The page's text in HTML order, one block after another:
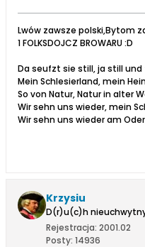
Lwów zawsze polski,Bytom
1 FOLKSDOJCZ BROWARU :D
Da seufzt sie still, ja still
Mein Schlesierland, mein
So von Natur, Natur in alter
Wir sehn uns wieder, mein
Wir sehn uns wieder am
Krzysiu
D(r)u(c)h
Rejestracja: 2001.02
Posty: 14936